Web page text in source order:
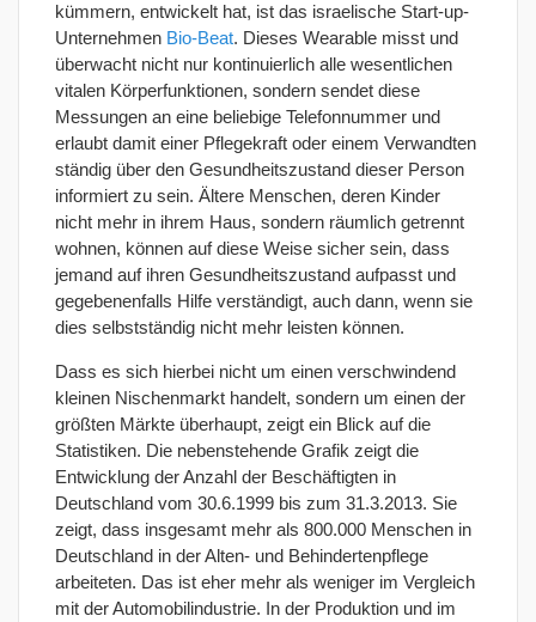
kümmern, entwickelt hat, ist das israelische Start-up-
Unternehmen Bio-Beat. Dieses Wearable misst und
überwacht nicht nur kontinuierlich alle wesentlichen
vitalen Körperfunktionen, sondern sendet diese
Messungen an eine beliebige Telefonnummer und
erlaubt damit einer Pflegekraft oder einem Verwandten
ständig über den Gesundheitszustand dieser Person
informiert zu sein. Ältere Menschen, deren Kinder
nicht mehr in ihrem Haus, sondern räumlich getrennt
wohnen, können auf diese Weise sicher sein, dass
jemand auf ihren Gesundheitszustand aufpasst und
gegebenenfalls Hilfe verständigt, auch dann, wenn sie
dies selbstständig nicht mehr leisten können.
Dass es sich hierbei nicht um einen verschwindend
kleinen Nischenmarkt handelt, sondern um einen der
größten Märkte überhaupt, zeigt ein Blick auf die
Statistiken. Die nebenstehende Grafik zeigt die
Entwicklung der Anzahl der Beschäftigten in
Deutschland vom 30.6.1999 bis zum 31.3.2013. Sie
zeigt, dass insgesamt mehr als 800.000 Menschen in
Deutschland in der Alten- und Behindertenpflege
arbeiteten. Das ist eher mehr als weniger im Vergleich
mit der Automobilindustrie. In der Produktion und im